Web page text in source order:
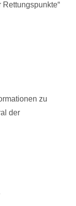
Rettungspunkte“
zu
der